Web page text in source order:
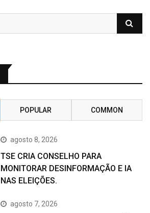
POPULAR COMMON
agosto 8, 2026
TSE CRIA CONSELHO PARA
MONITORAR DESINFORMAÇÃO E IA
NAS ELEIÇÕES.
agosto 7, 2026